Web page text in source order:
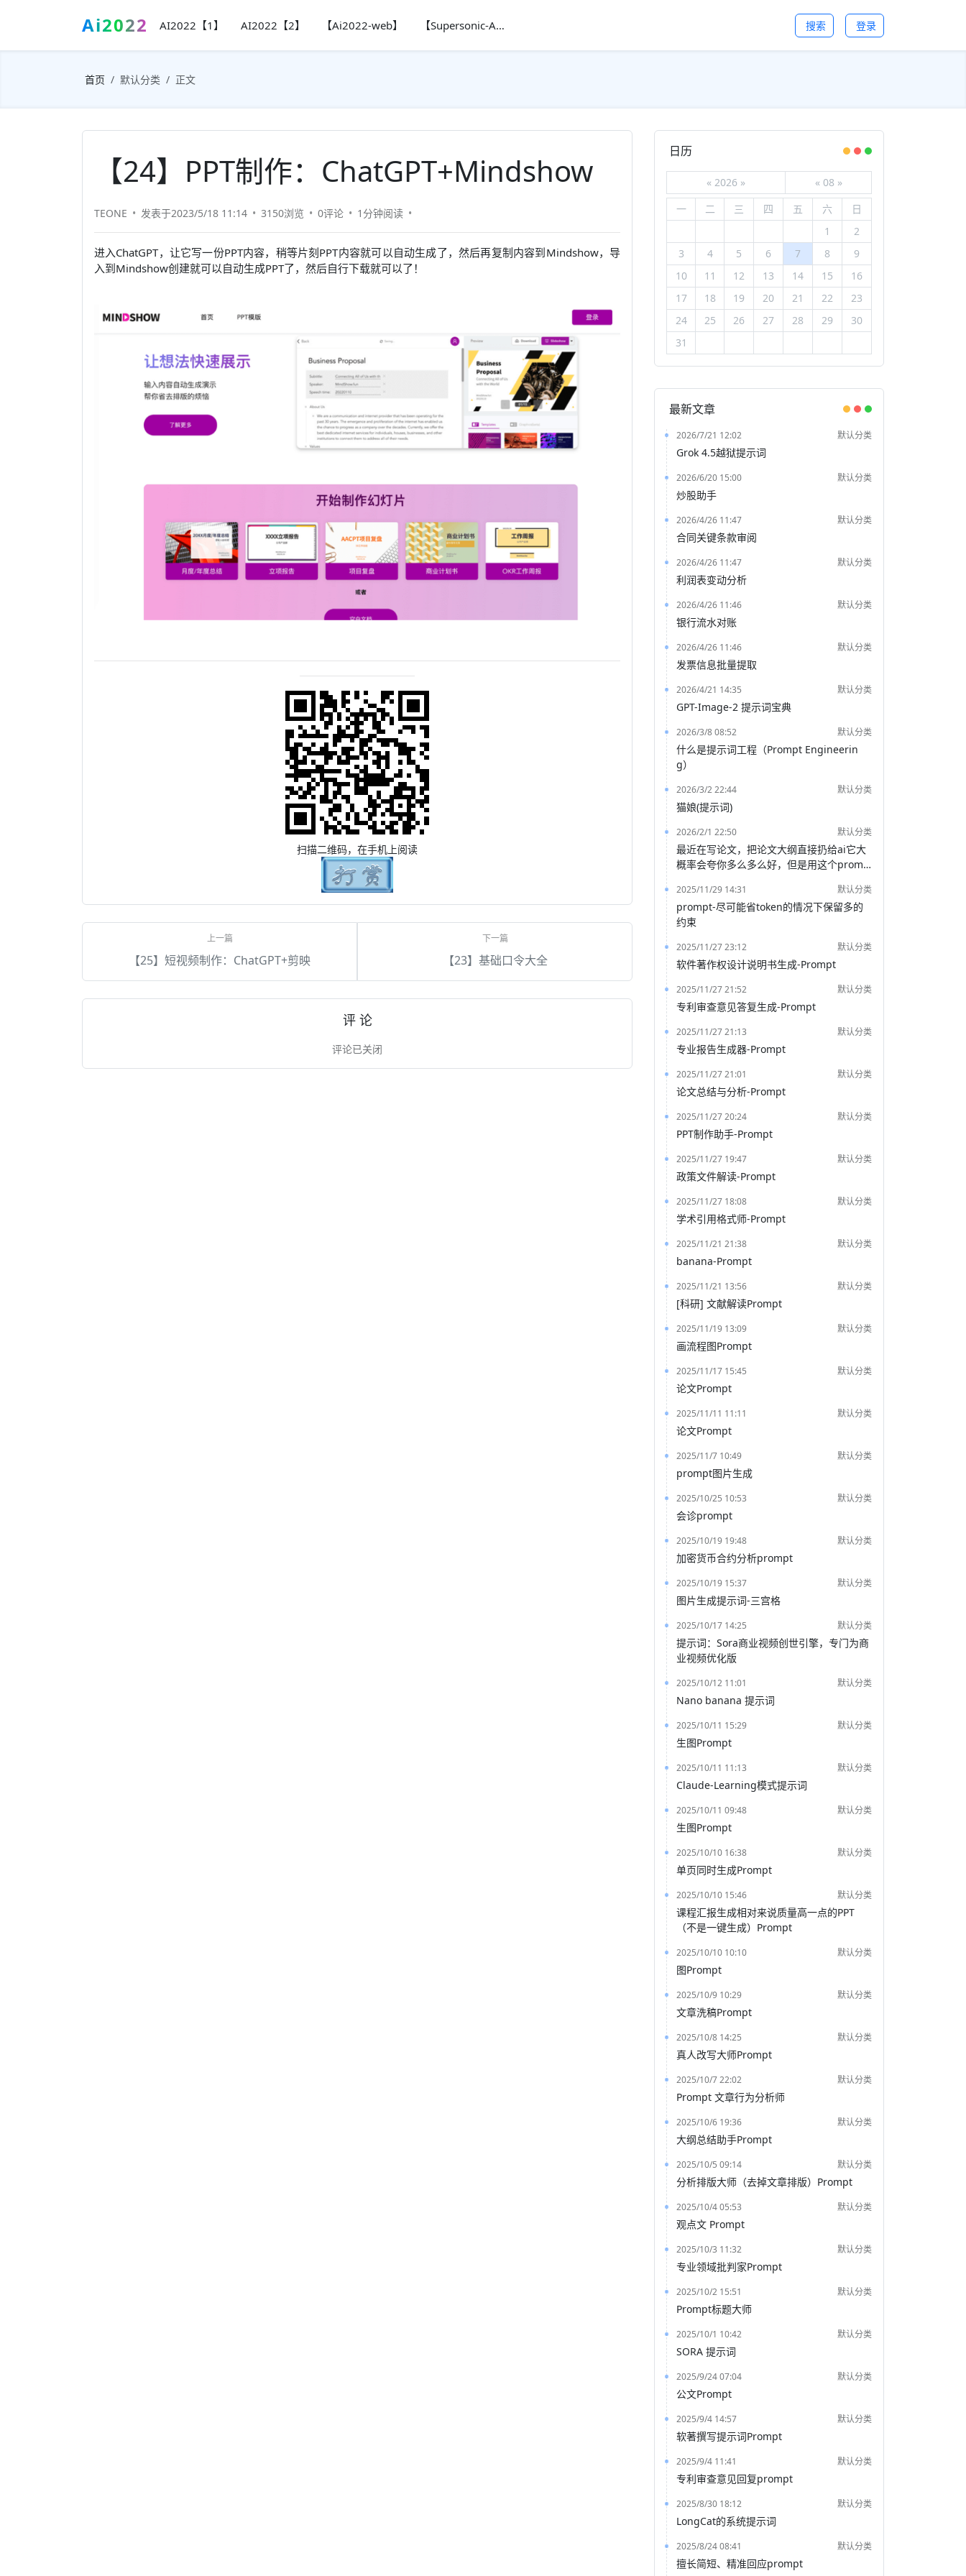
Ai2022 AI2022【1】 AI2022【2】 【Ai2022-web】 【Supersonic-Ai】 搜索 登录
首页 默认分类 正文
【24】PPT制作：ChatGPT+Mindshow
TEONE 发表于2023/5/18 11:14 3150浏览 0评论 1分钟阅读
进入ChatGPT，让它写一份PPT内容，稍等片刻PPT内容就可以自动生成了，然后再复制内容到Mindshow，导
入到Mindshow创建就可以自动生成PPT了，然后自行下载就可以了！
扫描二维码，在手机上阅读
【25】短视频制作：ChatGPT+剪映 【23】基础口令大全
评 论
评论已关闭
日历
« 2026 » « 08 »
一
二 三 四 五 六
日
1
2
3
4 5 6 7 8
9
10
11 12 13 14 15
16
17
18 19 20 21 22
23
24
25 26 27 28 29
30
31
最新文章
2026/7/21 12:02 默认分类
Grok 4.5越狱提示词
2026/6/20 15:00 默认分类
炒股助手
2026/4/26 11:47 默认分类
合同关键条款审阅
2026/4/26 11:47 默认分类
利润表变动分析
2026/4/26 11:46 默认分类
银行流水对账
2026/4/26 11:46 默认分类
发票信息批量提取
2026/4/21 14:35 默认分类
GPT-Image-2 提示词宝典
2026/3/8 08:52 默认分类
什么是提示词工程（Prompt Engineerin
g）
2026/3/2 22:44 默认分类
猫娘(提示词)
2026/2/1 22:50 默认分类
最近在写论文，把论文大纲直接扔给ai它大
概率会夸你多么多么好，但是用这个promp
2025/11/29 14:31 默认分类
prompt-尽可能省token的情况下保留多的
约束
2025/11/27 23:12 默认分类
软件著作权设计说明书生成-Prompt
2025/11/27 21:52 默认分类
专利审查意见答复生成-Prompt
2025/11/27 21:13 默认分类
专业报告生成器-Prompt
2025/11/27 21:01 默认分类
论文总结与分析-Prompt
2025/11/27 20:24 默认分类
PPT制作助手-Prompt
2025/11/27 19:47 默认分类
政策文件解读-Prompt
2025/11/27 18:08 默认分类
学术引用格式师-Prompt
2025/11/21 21:38 默认分类
banana-Prompt
2025/11/21 13:56 默认分类
[科研] 文献解读Prompt
2025/11/19 13:09 默认分类
画流程图Prompt
2025/11/17 15:45 默认分类
论文Prompt
2025/11/11 11:11 默认分类
论文Prompt
2025/11/7 10:49 默认分类
prompt图片生成
2025/10/25 10:53 默认分类
会诊prompt
2025/10/19 19:48 默认分类
加密货币合约分析prompt
2025/10/19 15:37 默认分类
图片生成提示词-三宫格
2025/10/17 14:25 默认分类
提示词：Sora商业视频创世引擎，专门为商
业视频优化版
2025/10/12 11:01 默认分类
Nano banana 提示词
2025/10/11 15:29 默认分类
生图Prompt
2025/10/11 11:13 默认分类
Claude-Learning模式提示词
2025/10/11 09:48 默认分类
生图Prompt
2025/10/10 16:38 默认分类
单页同时生成Prompt
2025/10/10 15:46 默认分类
课程汇报生成相对来说质量高一点的PPT
（不是一键生成）Prompt
2025/10/10 10:10 默认分类
图Prompt
2025/10/9 10:29 默认分类
文章洗稿Prompt
2025/10/8 14:25 默认分类
真人改写大师Prompt
2025/10/7 22:02 默认分类
Prompt 文章行为分析师
2025/10/6 19:36 默认分类
大纲总结助手Prompt
2025/10/5 09:14 默认分类
分析排版大师（去掉文章排版）Prompt
2025/10/4 05:53 默认分类
观点文 Prompt
2025/10/3 11:32 默认分类
专业领域批判家Prompt
2025/10/2 15:51 默认分类
Prompt标题大师
2025/10/1 10:42 默认分类
SORA 提示词
2025/9/24 07:04 默认分类
公文Prompt
2025/9/4 14:57 默认分类
软著撰写提示词Prompt
2025/9/4 11:41 默认分类
专利审查意见回复prompt
2025/8/30 18:12 默认分类
LongCat的系统提示词
2025/8/24 08:41 默认分类
擅长简短、精准回应prompt